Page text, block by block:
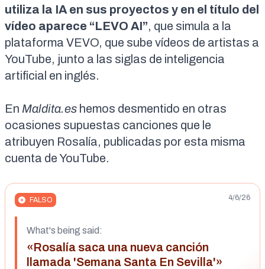
utiliza la IA en sus proyectos y en el título del
vídeo aparece “LEVO AI”, que simula a la
plataforma VEVO, que sube vídeos de artistas a
YouTube, junto a las siglas de inteligencia
artificial en inglés.
En Maldita.es hemos desmentido en otras
ocasiones supuestas canciones que le
atribuyen Rosalía, publicadas por esta misma
cuenta de YouTube.
FALSO 4/6/26
What's being said:
«Rosalía saca una nueva canción
llamada 'Semana Santa En Sevilla'»